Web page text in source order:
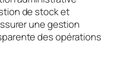
de stock et
une gestion
des opérations